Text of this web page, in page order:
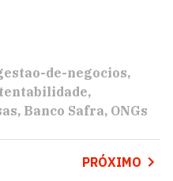
de-negocios
Banco Safra ONGs
PRÓXIMO